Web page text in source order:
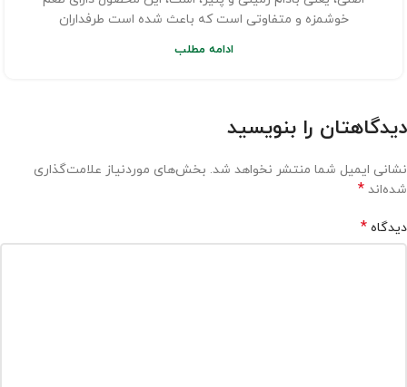
خوشمزه و متفاوتی است که باعث شده است طرفداران
ادامه مطلب
دیدگاهتان را بنویسید
نشانی ایمیل شما منتشر نخواهد شد. بخش‌های موردنیاز علامت‌گذاری
شده‌اند *
دیدگاه *